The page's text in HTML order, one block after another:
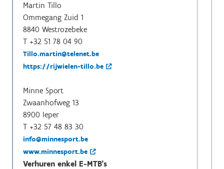
Martin Tillo
Ommegang Zuid 1
8840 Westrozebeke
T +32 51 78 04 90
Tillo.martin@telenet.be
https://rijwielen-tillo.be
Minne Sport
Zwaanhofweg 13
8900 Ieper
T +32 57 48 83 30
info@minnesport.be
www.minnesport.be
Verhuren enkel E-MTB's